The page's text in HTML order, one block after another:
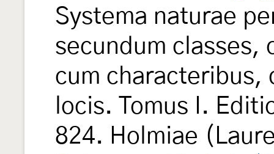
Systema naturae
secundum classes,
cum characteribus,
locis. Tomus I.
824. Holmiae